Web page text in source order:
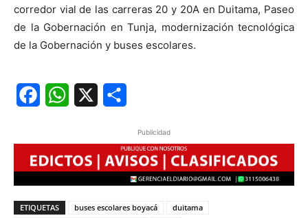
corredor vial de las carreras 20 y 20A en Duitama, Paseo
de la Gobernación en Tunja, modernización tecnológica
de la Gobernación y buses escolares.
FacebookWhatsApp
Publicidad
ETIQUETAS buses escolares boyacá
duitama